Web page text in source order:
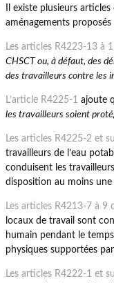
Il existe plusieurs
aménagements
Les articles R4223-13 à
CHSCT ou, à défaut, des
des travailleurs contre les
L’article R4225-1 ajoute
les travailleurs soient
Les articles R4225-2 et
travailleurs de l’eau
conduisent les
disposition au moins
Les articles R4213-7 à 9
locaux de travail sont
humain pendant le
physiques supportées
Les articles R4222-1 et